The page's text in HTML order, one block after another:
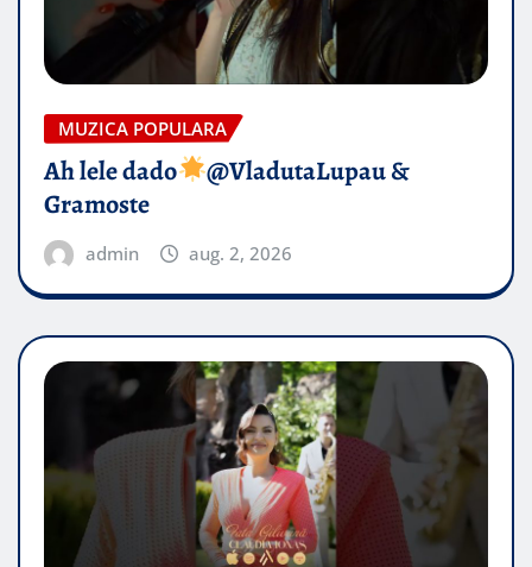
MUZICA POPULARA
Ah lele dado​
@VladutaLupau &
Gramoste
admin aug. 2, 2026